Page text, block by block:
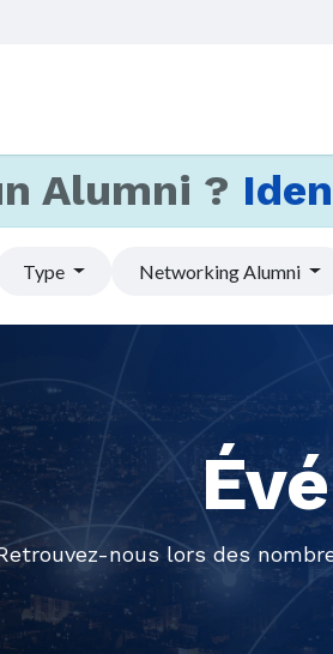
Alumni ?
Type Networking Alumni
nous lors des